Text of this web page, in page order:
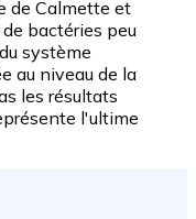
de Calmette et
bactéries peu
système
au niveau de la
les résultats
l'ultime